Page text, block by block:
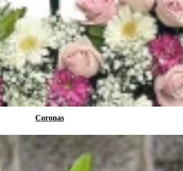
Coronas